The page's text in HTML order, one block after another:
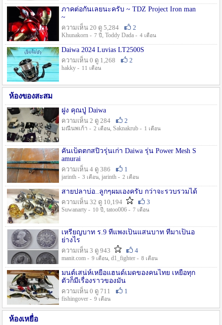
ภาคต่อกันเลยนะครับ ~ TDZ Project Iron man
~
ความเห็น 20 ดู 5,284
2
Khunakorn - 7 ปี , Toddy Dada - 4 เดือน
Daiwa 2024 Luvias LT2500S
ความเห็น 0 ดู 1,268
2
hakky - 11 เดือน
ห้องของสะสม
ฝูง คุณปู่ Daiwa
ความเห็น 2 ดู 284
2
มณีนพเก้า - 2 เดือน, Saknakrub - 1 เดือน
คันเบ็ดตกสปิ๋วรุ่นเก่า Daiwa รุ่น Power Mesh S
amurai
ความเห็น 4 ดู 386
1
jarinth - 3 เดือน, jarinth - 2 เดือน
สายปลาบ่อ..ลูกๆผมเองครับ กว่าจะรวบรวมได้
ความเห็น 32 ดู 10,194
3
Suwanarty - 10 ปี , tatoo006 - 7 เดือน
เหรียญบาท ร.9 ที่แพงเป็นแสนบาท ที่มาเป็นอ
ย่างไร
ความเห็น 3 ดู 943
4
manit.com - 9 เดือน, d1_fighter - 8 เดือน
มนต์เสน่ห์เหยื่อแฮนด์เมดของคนไทย เหยื่อทุก
ตัวก็มีเรื่องราวของมัน
ความเห็น 0 ดู 711
1
fishingover - 9 เดือน
ห้องเหยื่อ